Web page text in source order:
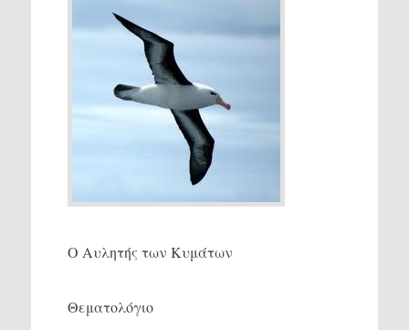
Ο Αυλητής των Κυμάτων
Θεματολόγιο